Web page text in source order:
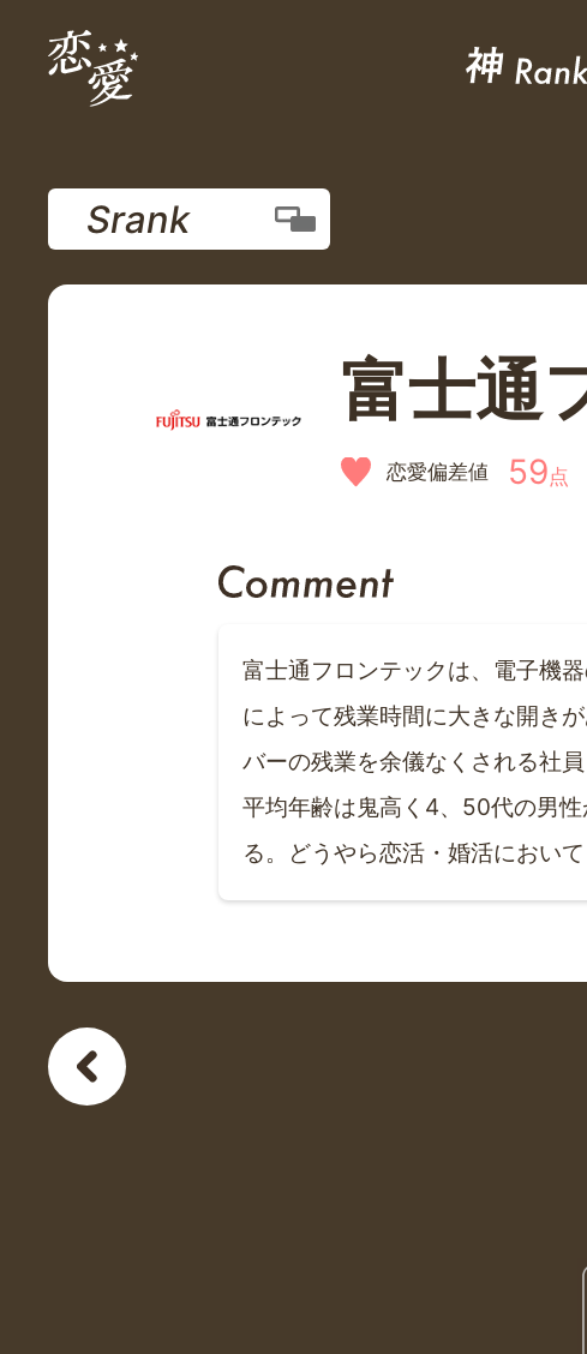
富士通
恋愛偏差値 59点
Srank
富士通フロンテックは、電子機
によって残業時間に大きな開き
バーの残業を余儀なくされる社
平均年齢は鬼高く4、50代の男
る。どうやら恋活・婚活におい